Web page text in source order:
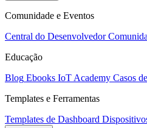
Comunidade e Eventos
Central do Desenvolvedor
Educação
Blog Ebooks IoT Academy Casos
Templates e Ferramentas
Templates de Dashboard